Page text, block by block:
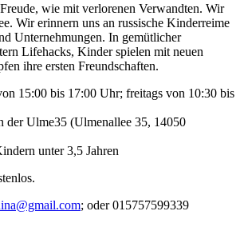
wie mit verlorenen Verwandten. Wir
Wir erinnern uns an russische Kinderreime
Unternehmungen. In gemütlicher
Lifehacks, Kinder spielen mit neuen
ihre ersten Freundschaften.
15:00 bis 17:00 Uhr; freitags von 10:30 bis
der Ulme35 (Ulmenallee 35, 14050
unter 3,5 Jahren
; oder 015757599339